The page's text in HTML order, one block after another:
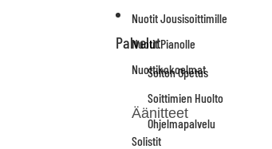
Nuotit Jousisoittimille
Nuotit Pianolle
Nuottikokoelmat
Äänitteet
Solistit
Palvelut
Soiton Opetus
Soittimien Huolto
Ohjelmapalvelu